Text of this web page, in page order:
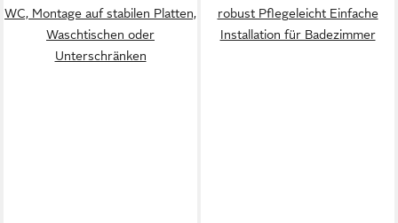
WC, Montage auf stabilen Platten,
Waschtischen oder
Unterschränken
robust Pflegeleicht Einfache
Installation für Badezimmer